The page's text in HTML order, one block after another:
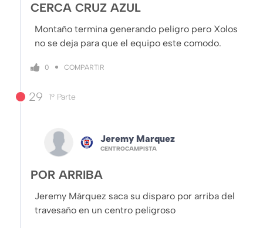
CERCA CRUZ AZUL
Montaño termina generando peligro pero Xolos
no se deja para que el equipo este comodo.
0 COMPARTIR
29 1º Parte
Jeremy Marquez
CENTROCAMPISTA
POR ARRIBA
Jeremy Márquez saca su disparo por arriba del
travesaño en un centro peligroso